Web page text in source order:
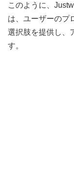
このように、
は、ユーザーのプ
選択肢を提供し、
す。